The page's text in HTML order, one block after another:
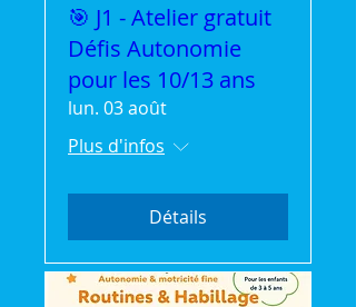
🎯 J1 - Atelier gratuit
Défis Autonomie
pour les 10/13 ans
lun. 03 août
Plus d'infos
Détails